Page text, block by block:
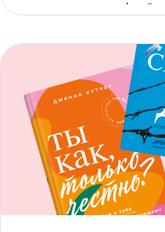
с доступом офлайн